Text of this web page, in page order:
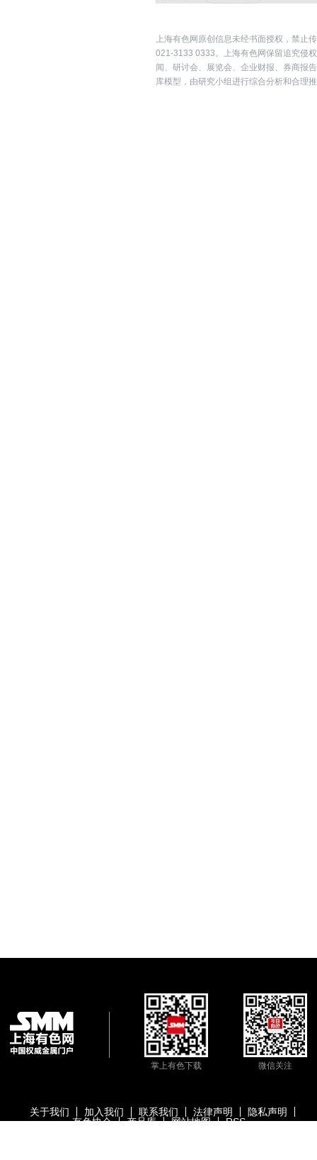
上海有色网原创信息未经书面授权，禁止
021-3133 0333。上海有色网保留追究侵
闻、研讨会、展览会、企业财报、券商报
库模型，由研究小组进行综合分析和合理
掌上有色下载 微信关注
关于我们 加入我们 联系我们 法律声明
隐私声明
有色协会
产品库 网站地图 RSS